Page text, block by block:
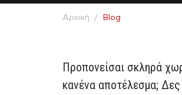
Αρχική / Blog
Προπονείσαι σκληρά
κανένα αποτέλεσμα; Δες